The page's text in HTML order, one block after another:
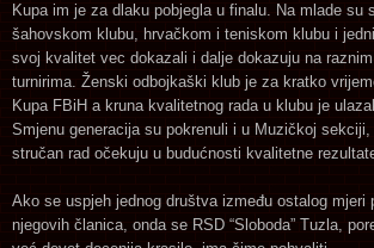
Kupa im je za dlaku pobjegla u finalu. Na mlade su
šahovskom klubu, hrvačkom i teniskom klubu i
svoj kvalitet vec dokazali i dalje dokazuju na
turnirima. Ženski odbojkaški klub je za kratko
Kupa FBiH a kruna kvalitetnog rada u klubu je
Smjenu generacija su pokrenuli i u Muzičkoj
stručan rad očekuju u budućnosti kvalitetne
Ako se uspjeh jednog društva između ostalog mjeri
njegovih članica, onda se RSD “Sloboda” Tuzla,